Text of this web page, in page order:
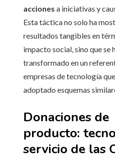
acciones a iniciativas y
Esta táctica no solo ha
resultados tangibles en
impacto social, sino que se
transformado en un
empresas de tecnología
adoptado esquemas
Donaciones de
producto:
servicio de las